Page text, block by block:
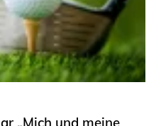
„Mich und meine